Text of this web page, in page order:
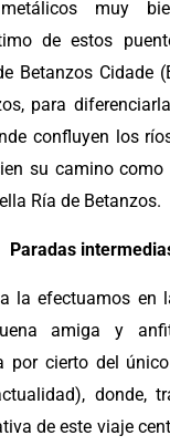
muy
de estos
Betanzos Cidade
para
confluyen los
su camino
Ría de Betanzos.
Paradas
la efectuamos en
amiga y
por cierto del
donde,
de este viaje